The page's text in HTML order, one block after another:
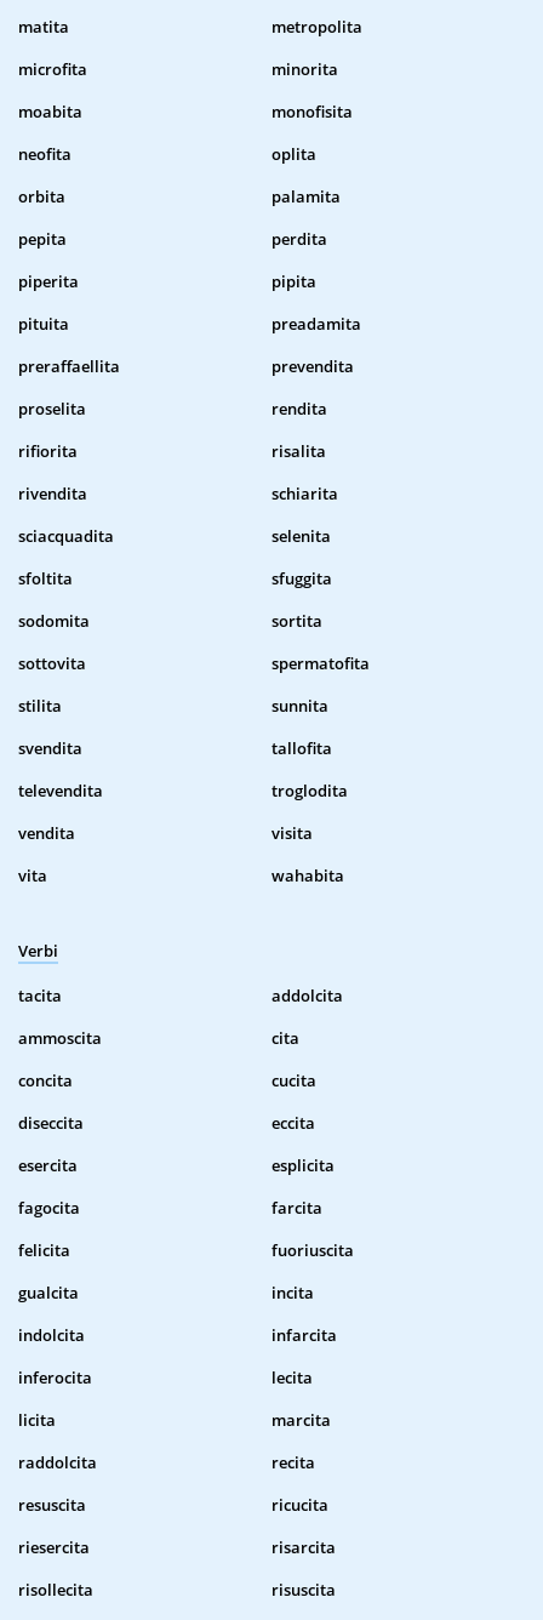
matita
metropolita
microfita
minorita
moabita
monofisita
neofita
oplita
orbita
palamita
pepita
perdita
piperita
pipita
pituita
preadamita
preraffaellita
prevendita
proselita
rendita
rifiorita
risalita
rivendita
schiarita
sciacquadita
selenita
sfoltita
sfuggita
sodomita
sortita
sottovita
spermatofita
stilita
sunnita
svendita
tallofita
televendita
troglodita
vendita
visita
vita
wahabita
Verbi
tacita
addolcita
ammoscita
cita
concita
cucita
diseccita
eccita
esercita
esplicita
fagocita
farcita
felicita
fuoriuscita
gualcita
incita
indolcita
infarcita
inferocita
lecita
licita
marcita
raddolcita
recita
resuscita
ricucita
riesercita
risarcita
risollecita
risuscita